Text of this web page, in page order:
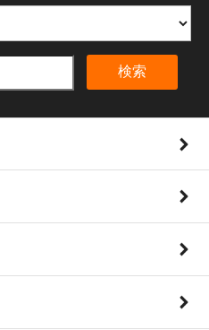
検索